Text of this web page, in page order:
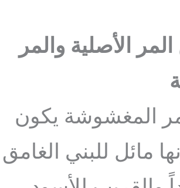
الأصلية والمر
المغشوشة يكون
مائل للبني الغامق